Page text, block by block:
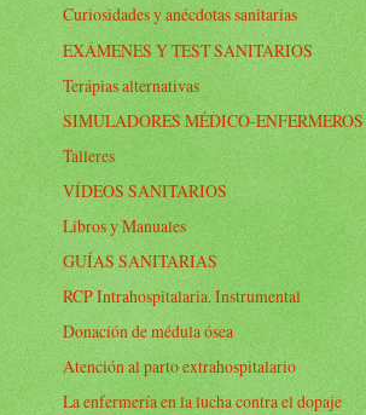
Curiosidades y anécdotas sanitarias
EXÁMENES Y TEST SANITARIOS
Terápias alternativas
SIMULADORES MÉDICO-ENFERMEROS
Talleres
VÍDEOS SANITARIOS
Libros y Manuales
GUÍAS SANITARIAS
RCP Intrahospitalaria. Instrumental
Donación de médula ósea
Atención al parto extrahospitalario
La enfermería en la lucha contra el dopaje